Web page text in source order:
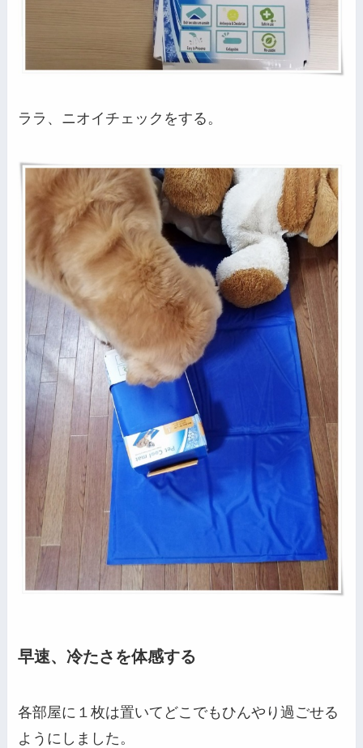
ララ、ニオイチェックをする。
早速、冷たさを体感する
各部屋に１枚は置いてどこでもひんやり過ごせる
ようにしました。